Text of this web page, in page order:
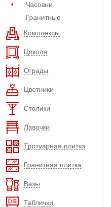
Часовни
Гранитные
Комплексы
Цоколя
Ограды
Цветники
Столики
Лавочки
Тротуарная плитка
Гранитная плитка
Вазы
Таблички